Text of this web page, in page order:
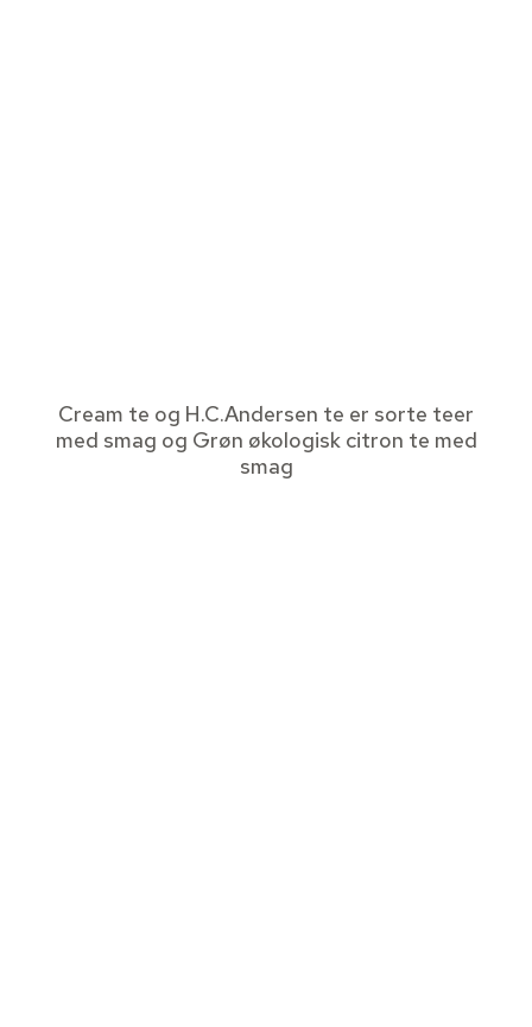
Cream te og H.C.Andersen te er sorte teer
med smag og Grøn økologisk citron te med
smag